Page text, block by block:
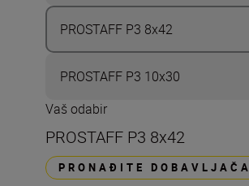
PROSTAFF P3 8x42
PROSTAFF P3 10x30
Vaš odabir
PROSTAFF P3 8x42
PRONAĐITE DOBAVLJAČA